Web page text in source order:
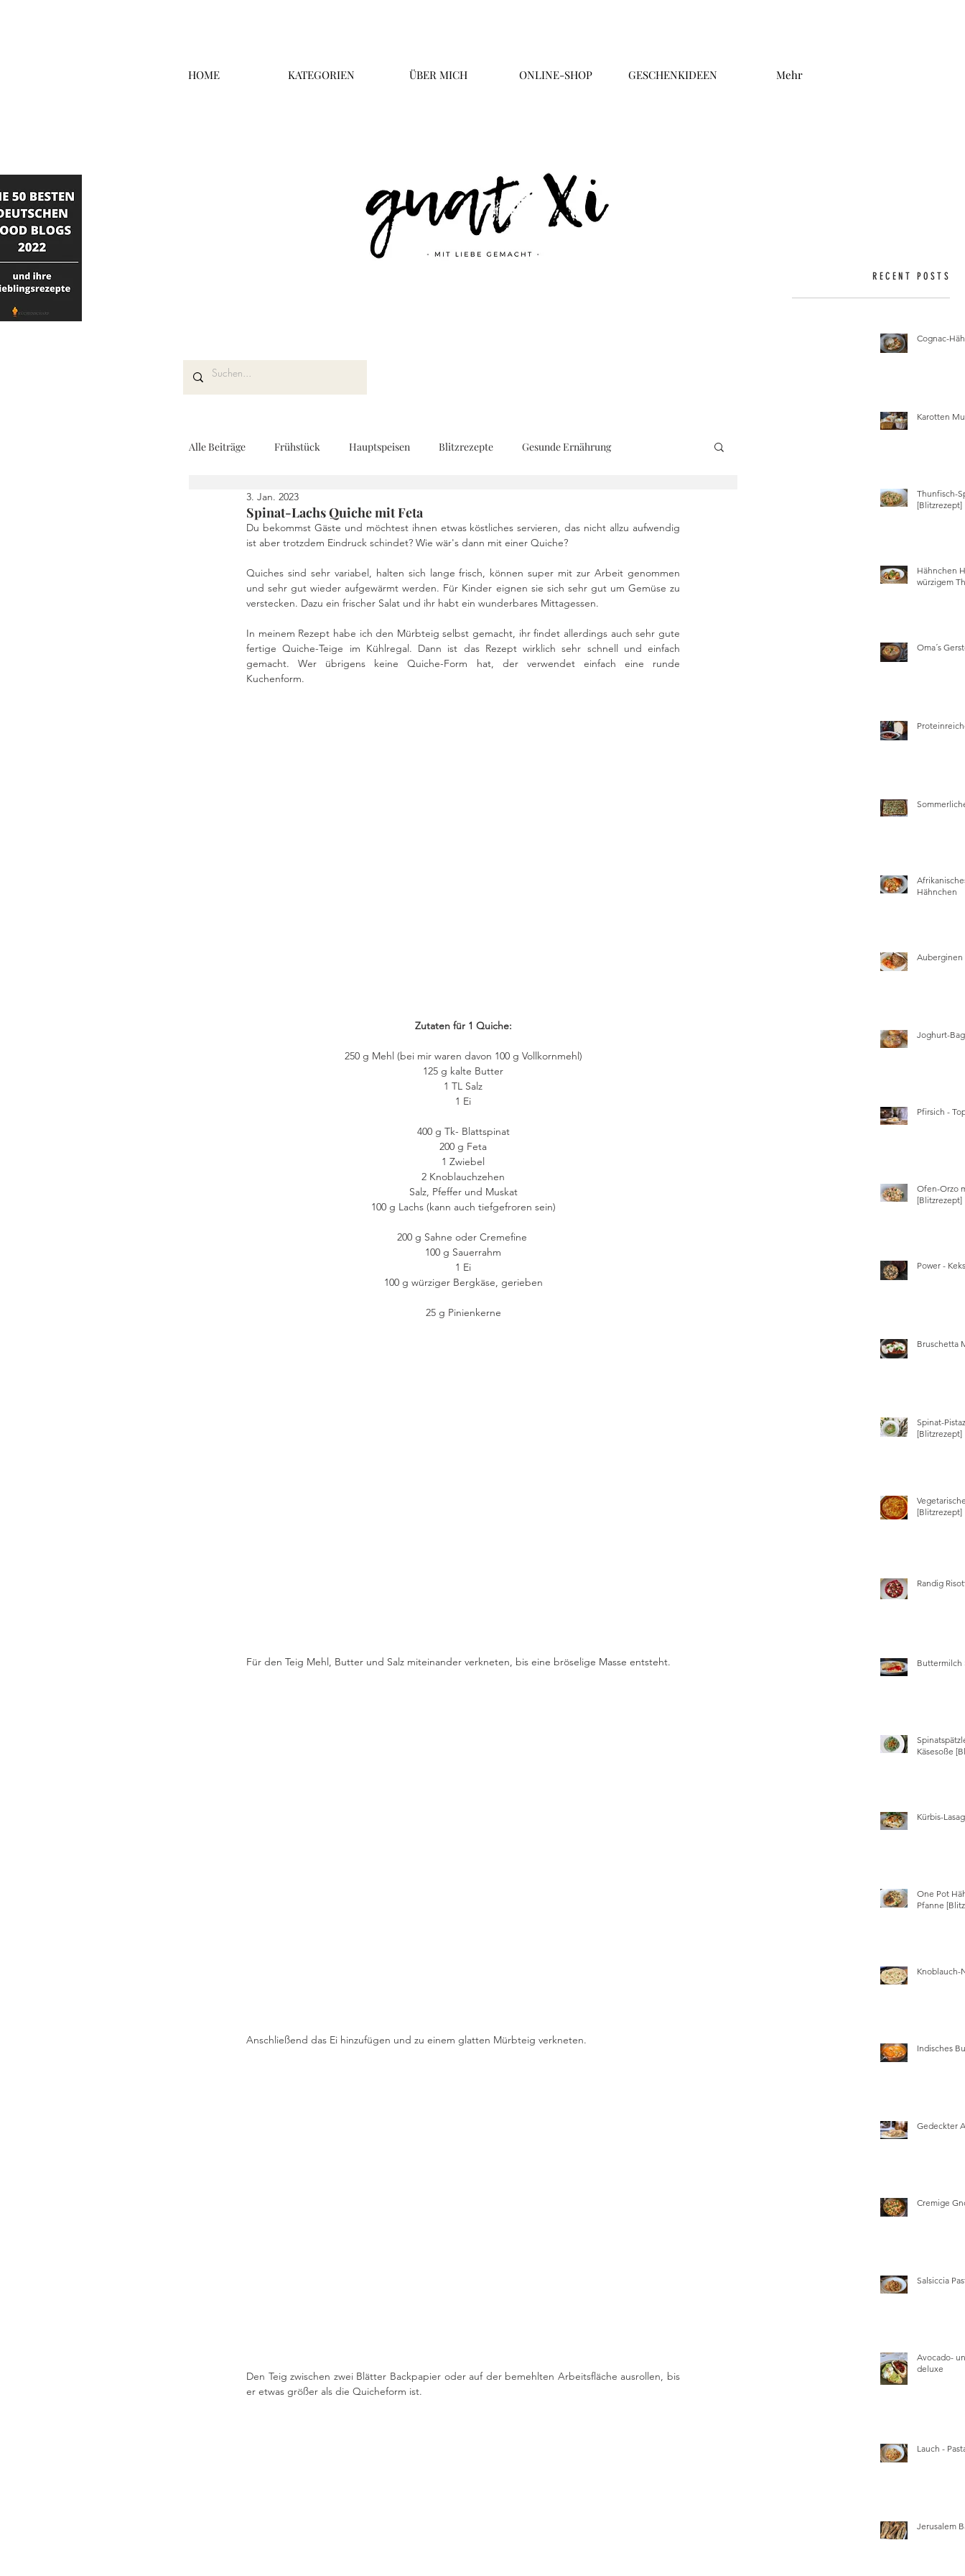
HOME KATEGORIEN ÜBER MICH ONLINE-SHOP GESCHENKIDEEN Mehr
RECENT POSTS
Alle Beiträge Frühstück Hauptspeisen Blitzrezepte Gesunde Ernährung
Kuchen und Desserts
Spinat-Lachs Quiche mit Feta
3. Jan. 2023
Du bekommst Gäste und möchtest ihnen etwas köstliches servieren, das nicht allzu aufwendig
ist aber trotzdem Eindruck schindet? Wie wär's dann mit einer Quiche?
Quiches sind sehr variabel, halten sich lange frisch, können super mit zur Arbeit genommen
und sehr gut wieder aufgewärmt werden. Für Kinder eignen sie sich sehr gut um Gemüse zu
verstecken. Dazu ein frischer Salat und ihr habt ein wunderbares Mittagessen.
In meinem Rezept habe ich den Mürbteig selbst gemacht, ihr findet allerdings auch sehr gute
fertige Quiche-Teige im Kühlregal. Dann ist das Rezept wirklich sehr schnell und einfach
gemacht. Wer übrigens keine Quiche-Form hat, der verwendet einfach eine runde
Kuchenform.
Zutaten für 1 Quiche:
250 g Mehl (bei mir waren davon 100 g Vollkornmehl)
125 g kalte Butter
1 TL Salz
1 Ei
400 g Tk- Blattspinat
200 g Feta
1 Zwiebel
2 Knoblauchzehen
Salz, Pfeffer und Muskat
100 g Lachs (kann auch tiefgefroren sein)
200 g Sahne oder Cremefine
100 g Sauerrahm
1 Ei
100 g würziger Bergkäse, gerieben
25 g Pinienkerne
Für den Teig Mehl, Butter und Salz miteinander verkneten, bis eine bröselige Masse entsteht.
Anschließend das Ei hinzufügen und zu einem glatten Mürbteig verkneten.
Den Teig zwischen zwei Blätter Backpapier oder auf der bemehlten Arbeitsfläche ausrollen, bis
er etwas größer als die Quicheform ist.
Cognac-
Karotten
Thunfisch-
[Blitzrezept]
Hähnchen
würzigem
Oma´s
Hähnchen
Auberginen
Joghurt-
Pfirsich -
Ofen-Orzo
[Blitzrezept]
Power -
Bruschetta
Spinat-
[Blitzrezept]
[Blitzrezept]
Randig
Buttermilch
Käsesoße
Kürbis-
One Pot
Pfanne
Knoblauch-
Indisches
Gedeckter
Cremige
Salsiccia
Avocado-
deluxe
Lauch -
Jerusalem